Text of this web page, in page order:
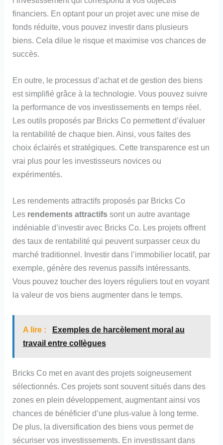
financiers. En optant pour un projet avec une mise de
fonds réduite, vous pouvez investir dans plusieurs
biens. Cela dilue le risque et maximise vos chances de
succès.
En outre, le processus d’achat et de gestion des biens
est simplifié grâce à la technologie. Vous pouvez suivre
la performance de vos investissements en temps réel.
Les outils proposés par Bricks Co permettent d’évaluer
la rentabilité de chaque bien. Ainsi, vous faites des
choix éclairés et stratégiques. Cette transparence est un
vrai plus pour les investisseurs novices ou
expérimentés.
Les rendements attractifs proposés par Bricks Co
Les rendements attractifs sont un autre avantage
indéniable d’investir avec Bricks Co. Les projets offrent
des taux de rentabilité qui peuvent surpasser ceux du
marché traditionnel. Investir dans l’immobilier locatif, par
exemple, génère des revenus passifs intéressants.
Vous pouvez toucher des loyers réguliers tout en voyant
la valeur de vos biens augmenter dans le temps.
A lire :
Exemples de harcèlement moral au
travail entre collègues
Bricks Co met en avant des projets soigneusement
sélectionnés. Ces projets sont souvent situés dans des
zones en plein développement, augmentant ainsi vos
chances de bénéficier d’une plus-value à long terme.
De plus, la diversification des biens vous permet de
sécuriser vos investissements. En investissant dans